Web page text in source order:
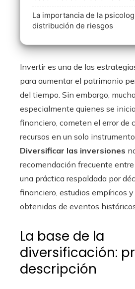
La importancia de la
distribución de riesgos
Invertir es una de las
para aumentar el patrimonio
del tiempo. Sin embargo,
especialmente quienes se
financiero, cometen el error de
recursos en un solo
Diversificar las inversiones
recomendación frecuente
una práctica respaldada por
financiero, estudios empíricos
obtenidas de eventos
La base de la
diversificación:
descripción